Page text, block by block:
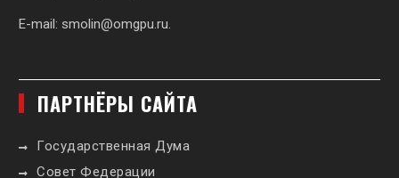
E-mail: smolin@omgpu.ru
ПАРТНЁРЫ САЙТА
Государственная Дума
Совет Федерации